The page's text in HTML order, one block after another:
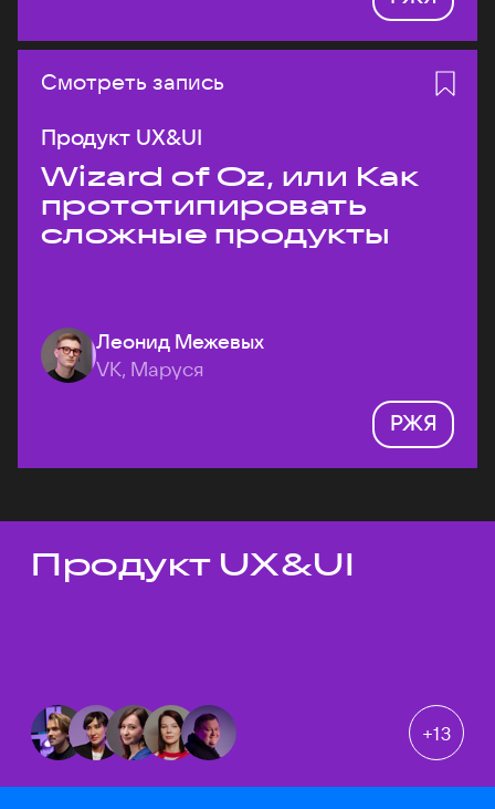
Смотреть запись
Продукт UX&UI
Wizard of Oz, или Как
прототипировать
сложные продукты
Леонид Межевых
VK, Маруся
РЖЯ
Темы докладов
Продукт UX&UI
+13